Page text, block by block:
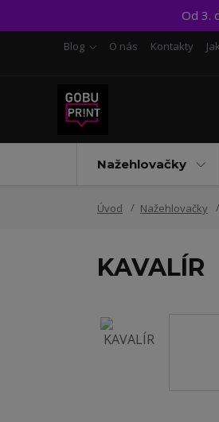
Od 3.
Blog O nás Kontakty
Nažehlovačky
Úvod Nažehlovačky
KAVALÍR